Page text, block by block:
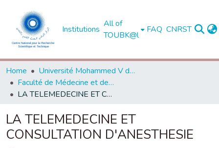
Institutions
All of
TOUBK@l
FAQ CNRST
Home
Université Mohammed V de Rabat
Faculté de Médecine et de Pharmacie - Rabat
LA TELEMEDECINE ET CONSULTATION D'ANESTHESIE
LA TELEMEDECINE ET
CONSULTATION D'ANESTHESIE